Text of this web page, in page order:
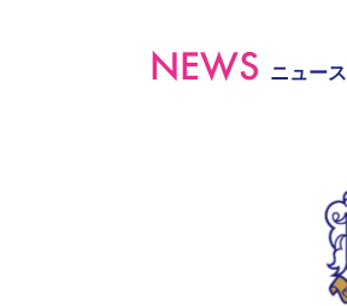
NEWS ニュース